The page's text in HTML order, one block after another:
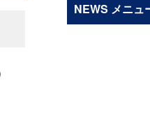
NEWS メニュ